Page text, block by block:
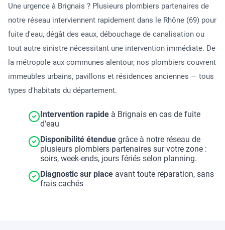
Une urgence à Brignais ? Plusieurs plombiers partenaires de
notre réseau interviennent rapidement dans le Rhône (69) pour
fuite d'eau, dégât des eaux, débouchage de canalisation ou
tout autre sinistre nécessitant une intervention immédiate. De
la métropole aux communes alentour, nos plombiers couvrent
immeubles urbains, pavillons et résidences anciennes — tous
types d'habitats du département.
Intervention rapide à Brignais en cas de fuite
d'eau
Disponibilité étendue grâce à notre réseau de
plusieurs plombiers partenaires sur votre zone :
soirs, week-ends, jours fériés selon planning.
Diagnostic sur place avant toute réparation, sans
frais cachés